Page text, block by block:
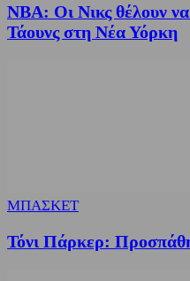
NBA: Οι Νικς θέλουν
Τάουνς στη Νέα Υόρκη
ΜΠΑΣΚΕΤ
Τόνι Πάρκερ: